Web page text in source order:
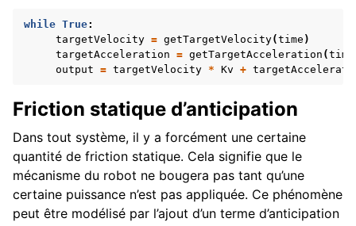
while True:
targetVelocity = getTargetVelocity(time )
targetAcceleration = getTargetAcceleration (time
output = targetVelocity * Kv +
Friction statique d’anticipation
Dans tout système, il y a forcément une certaine
quantité de friction statique. Cela signifie que le
mécanisme du robot ne bougera pas tant qu’une
certaine puissance n’est pas appliquée. Ce phénomène
peut être modélisé par l’ajout d’un terme d’anticipation